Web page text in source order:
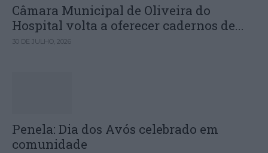
Câmara Municipal de Oliveira do
Hospital volta a oferecer cadernos de...
30 DE JULHO, 2026
Penela: Dia dos Avós celebrado em
comunidade